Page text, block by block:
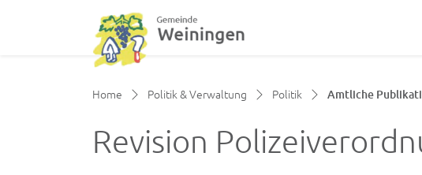
zur Startseite
Direkt zur Hauptnavigation
Direkt zum Inhalt
Direkt zur Suche
Direkt zum Stichwortverzeichnis
Home Politik & Verwaltung Politik Amtliche
Revision